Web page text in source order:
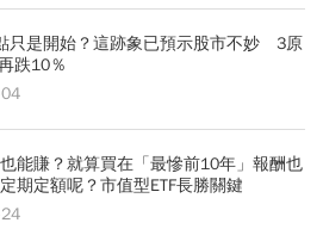
只是開始？這跡象已預示股市不妙 3原
跌10％
能賺？就算買在「最慘前10年」報酬也
期定額呢？市值型ETF長勝關鍵